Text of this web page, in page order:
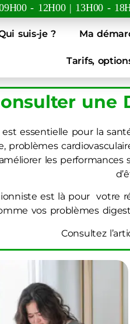
- 12H00 | 13H00 -
suis-je ? Ma
Tarifs,
une
essentielle pour la
problèmes
les
est là pour votre
vos problèmes
Consultez